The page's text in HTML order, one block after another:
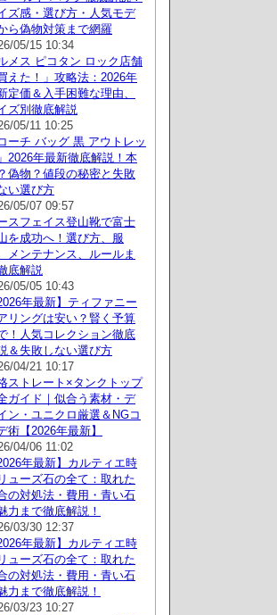
ズ感・選び方・人気モデ
ら偽物対策まで網羅
05/15 10:34
メス ピコタン ロック店舗
買えた！」攻略法：2026年
定価＆入手困難な理由、
ズ別徹底解説
05/11 10:25
コーチ バッグ 黒 アウトレッ
2026年最新徹底解説！本
偽物？値段の秘密と失敗
い選び方
05/07 09:57
スフェイス登山靴で富士
を成功へ！選び方、服
メンテナンス、ルールま
底解説
05/05 10:43
2026年最新】ティファニー
リングは安い？賢く予算
！人気コレクション徹底
＆失敗しない選び方
04/21 10:17
ストレート×タンクトップ
ガイド｜似合う素材・デ
ン・ユニクロ厳選＆NGコ
術【2026年最新】
04/06 11:02
2026年最新】カルティエ時
ューズ石の全て：取れた
の対処法・費用・青い石
力まで徹底解説！
03/30 12:37
2026年最新】カルティエ時
ューズ石の全て：取れた
の対処法・費用・青い石
力まで徹底解説！
03/23 10:27